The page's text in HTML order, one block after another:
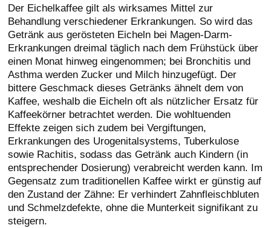
Der Eichelkaffee gilt als wirksames Mittel zur
Behandlung verschiedener Erkrankungen. So wird das
Getränk aus gerösteten Eicheln bei Magen-Darm-
Erkrankungen dreimal täglich nach dem Frühstück über
einen Monat hinweg eingenommen; bei Bronchitis und
Asthma werden Zucker und Milch hinzugefügt. Der
bittere Geschmack dieses Getränks ähnelt dem von
Kaffee, weshalb die Eicheln oft als nützlicher Ersatz für
Kaffeekörner betrachtet werden. Die wohltuenden
Effekte zeigen sich zudem bei Vergiftungen,
Erkrankungen des Urogenitalsystems, Tuberkulose
sowie Rachitis, sodass das Getränk auch Kindern (in
entsprechender Dosierung) verabreicht werden kann. Im
Gegensatz zum traditionellen Kaffee wirkt er günstig auf
den Zustand der Zähne: Er verhindert Zahnfleischbluten
und Schmelzdefekte, ohne die Munterkeit signifikant zu
steigern.